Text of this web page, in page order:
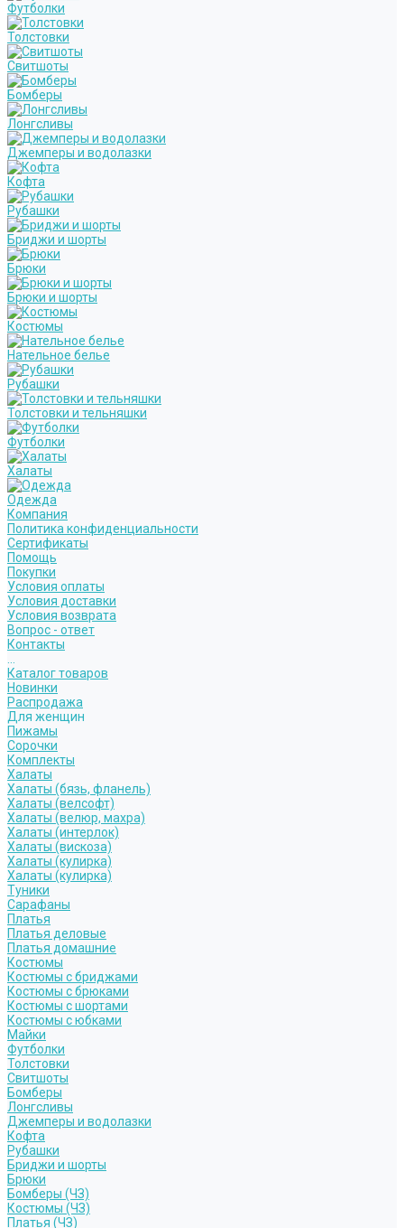
Футболки
Толстовки
Свитшоты
Бомберы
Лонгсливы
Джемперы и водолазки
Кофта
Рубашки
Бриджи и шорты
Брюки
Брюки и шорты
Костюмы
Нательное белье
Рубашки
Толстовки и тельняшки
Футболки
Халаты
Одежда
Компания
Политика конфиденциальности
Сертификаты
Помощь
Покупки
Условия оплаты
Условия доставки
Условия возврата
Вопрос - ответ
Контакты
Каталог товаров
Новинки
Распродажа
Для женщин
Пижамы
Сорочки
Комплекты
Халаты
Халаты (бязь, фланель)
Халаты (велсофт)
Халаты (велюр, махра)
Халаты (интерлок)
Халаты (вискоза)
Халаты (кулирка)
Халаты (кулирка)
Туники
Сарафаны
Платья
Платья деловые
Платья домашние
Костюмы
Костюмы с бриджами
Костюмы с брюками
Костюмы с шортами
Костюмы с юбками
Майки
Футболки
Толстовки
Свитшоты
Бомберы
Лонгсливы
Джемперы и водолазки
Кофта
Рубашки
Бриджи и шорты
Брюки
Бомберы (ЧЗ)
Костюмы (ЧЗ)
Платья (ЧЗ)